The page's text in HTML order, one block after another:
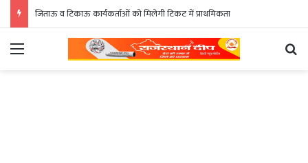
जिताऊ व टिकाऊ कार्यकर्ताओं को मिलेगी टिकट में प्राथमिकता
Menu